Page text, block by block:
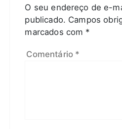
O seu endereço de e-
publicado. Campos
marcados com *
Comentário *